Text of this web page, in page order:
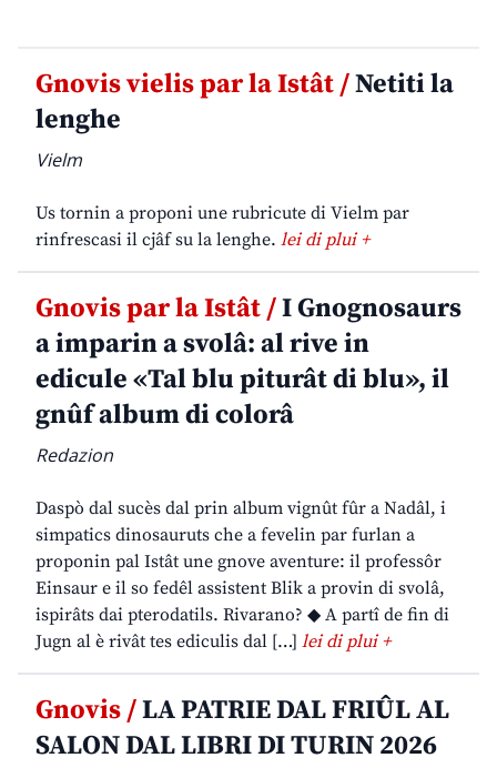
Gnovis vielis par la Istât /Netiti la
lenghe
Vielm
Us tornin a proponi une rubricute di Vielm par
rinfrescasi il cjâf su la lenghe. lei di plui +
Gnovis par la Istât /I Gnognosaurs
a imparin a svolâ: al rive in
edicule «Tal blu piturât di blu», il
gnûf album di colorâ
Redazion
Daspò dal sucès dal prin album vignût fûr a Nadâl, i
simpatics dinosauruts che a fevelin par furlan a
proponin pal Istât une gnove aventure: il professôr
Einsaur e il so fedêl assistent Blik a provin di svolâ,
ispirâts dai pterodatils. Rivarano? ◆ A partî de fin di
Jugn al è rivât tes ediculis dal […] lei di plui +
Gnovis /LA PATRIE DAL FRIÛL AL
SALON DAL LIBRI DI TURIN 2026